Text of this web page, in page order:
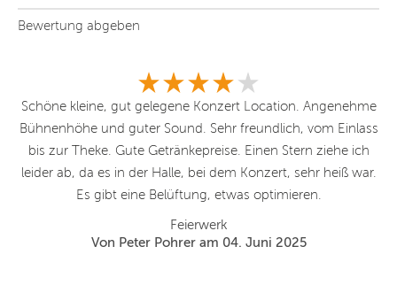
Bewertung abgeben
Schöne kleine, gut gelegene Konzert Location. Angenehme
Bühnenhöhe und guter Sound. Sehr freundlich, vom Einlass
bis zur Theke. Gute Getränkepreise. Einen Stern ziehe ich
leider ab, da es in der Halle, bei dem Konzert, sehr heiß war.
Es gibt eine Belüftung, etwas optimieren.
Feierwerk
Von Peter Pohrer am 04. Juni 2025